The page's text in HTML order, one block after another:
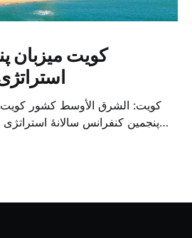
کویت میزبان
کویت: الشرق الأوسط کشور کویت
پنجمین کنفرانس سالانهٔ
متخصص از شرکت‌های جهانی